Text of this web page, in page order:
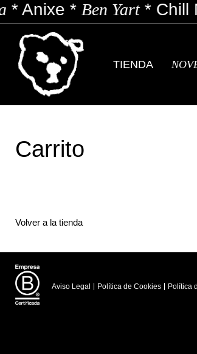
Anixe*Ben Yart*Chill
TIENDA
Carrito
Volver a la tienda
Aviso Legal Política de Cookies Política